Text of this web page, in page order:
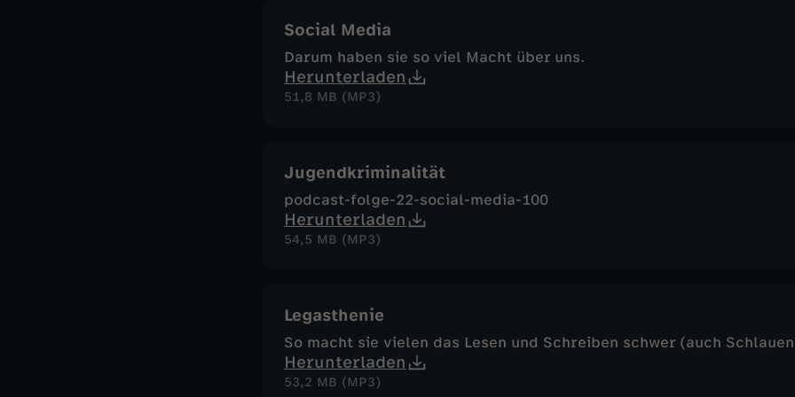
Social Media
Darum haben sie so viel Macht über uns.
Herunterladen
51,8 MB (MP3)
Jugendkriminalität
podcast-folge-22-social-media-100
Herunterladen
54,5 MB (MP3)
Legasthenie
So macht sie vielen das Lesen und Schreiben schwer (auch
Herunterladen
53,2 MB (MP3)